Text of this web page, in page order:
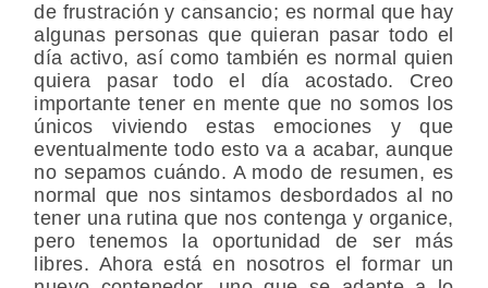
de frustración y cansancio; es normal que hay
algunas personas que quieran pasar todo el
día activo, así como también es normal quien
quiera pasar todo el día acostado. Creo
importante tener en mente que no somos los
únicos viviendo estas emociones y que
eventualmente todo esto va a acabar, aunque
no sepamos cuándo. A modo de resumen, es
normal que nos sintamos desbordados al no
tener una rutina que nos contenga y organice,
pero tenemos la oportunidad de ser más
libres. Ahora está en nosotros el formar un